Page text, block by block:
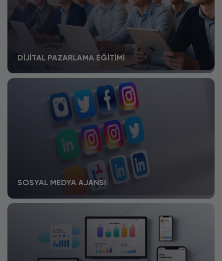
DIJITAL PAZARLAMA EĞITIMI
SOSYAL MEDYA AJANSI